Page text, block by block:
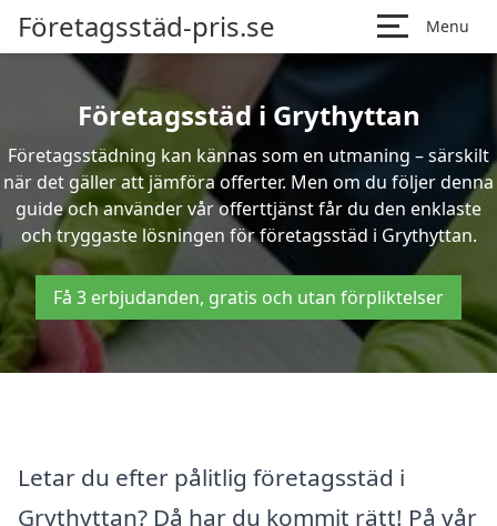
Företagsstäd-pris.se Menu
Företagsstäd i Grythyttan
Företagsstädning kan kännas som en utmaning – särskilt
när det gäller att jämföra offerter. Men om du följer denna
guide och använder vår offerttjänst får du den enklaste
och tryggaste lösningen för företagsstäd i Grythyttan.
Få 3 erbjudanden, gratis och utan förpliktelser
Letar du efter pålitlig företagsstäd i
Grythyttan? Då har du kommit rätt! På vår